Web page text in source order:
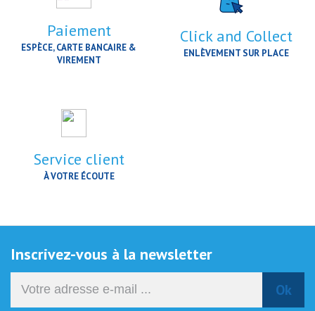
Paiement
ESPÈCE, CARTE BANCAIRE &
VIREMENT
Click and Collect
ENLÈVEMENT SUR PLACE
Service client
À VOTRE ÉCOUTE
Inscrivez-vous à la newsletter